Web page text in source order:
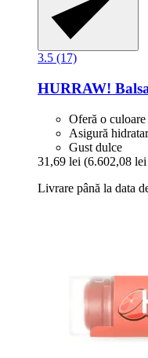
3.5 (17)
HURRAW!
Oferă o
Asigură
Gust dulce
31,69 lei (6.602,08
Livrare până la data